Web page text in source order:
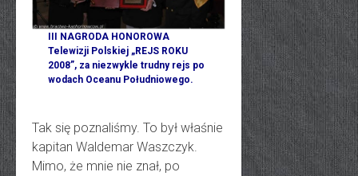
III NAGRODA HONOROWA
Telewizji Polskiej „REJS ROKU
2008”, za niezwykle trudny rejs po
wodach Oceanu Południowego.
Tak się poznaliśmy. To był właśnie
kapitan Waldemar Waszczyk.
Mimo, że mnie nie znał, po